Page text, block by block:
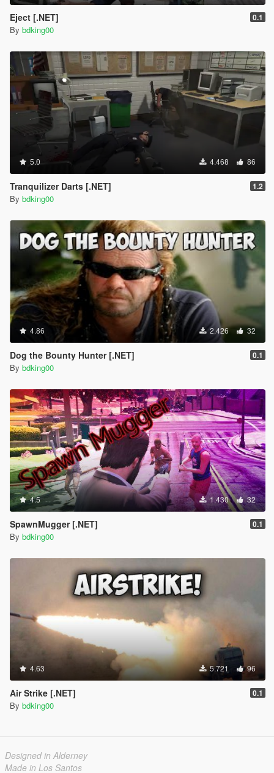
Eject [.NET] 0.1
By bdking00
5.0 4.468 86
Tranquilizer Darts [.NET] 1.2
By bdking00
4.86 2.426 32
Dog the Bounty Hunter [.NET] 0.1
By bdking00
4.5 1.430 32
SpawnMugger [.NET] 0.1
By bdking00
4.63 5.721 96
Air Strike [.NET] 0.1
By bdking00
Designed in Alderney
Made in Los Santos